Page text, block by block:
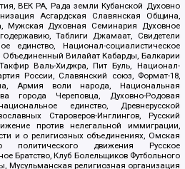
ВЕК РА, Рада земли Кубанской Духовно
Асгардская Славянская Община,
Духовная Семинария Духовное
Таблиги Джамаат, Свидетели
единство, Национал-социалистическое
Вилайат Кабарды, Балкарии
Валь-Хиджра, Пит Буль, Национал-
России, Славянский союз, Формат-18,
Армия воли народа, Национальная
города Череповца, Духовно-Родовая
единство, Древнерусской
Староверов-Инглингов, Русский
против нелегальной иммиграции,
и о религиозных объединениях, Омская
политического движения Русское
Братство, Клуб Болельщиков Футбольного
Мусульманская религиозная организация